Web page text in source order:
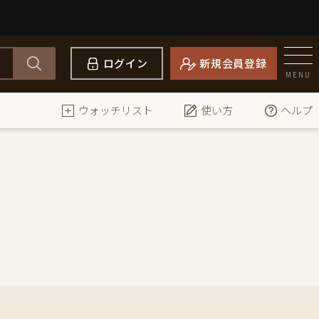
ログイン 新規会員登録
MENU
ウォッチリスト 使い方 ヘルプ